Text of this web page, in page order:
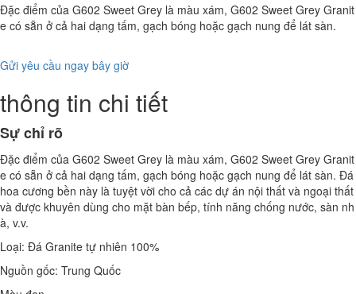
Đặc điểm của G602 Sweet Grey là màu xám, G602 Sweet Grey Granit
e có sẵn ở cả hai dạng tấm, gạch bóng hoặc gạch nung để lát sàn.
Gửi yêu cầu ngay bây giờ
thông tin chi tiết
Sự chỉ rõ
Đặc điểm của G602 Sweet Grey là màu xám, G602 Sweet Grey Granit
e có sẵn ở cả hai dạng tấm, gạch bóng hoặc gạch nung để lát sàn. Đá
hoa cương bền này là tuyệt vời cho cả các dự án nội thất và ngoại thất
và được khuyên dùng cho mặt bàn bếp, tính năng chống nước, sàn nh
à, v.v.
Loại: Đá Granite tự nhiên 100%
Nguồn gốc: Trung Quốc